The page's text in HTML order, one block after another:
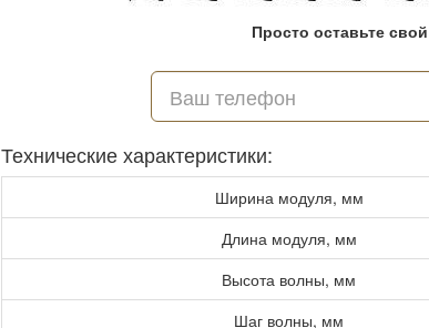
Просто оставьте
Технические характеристики:
Ширина модуля, мм
Длина модуля, мм
Высота волны, мм
Шаг волны, мм